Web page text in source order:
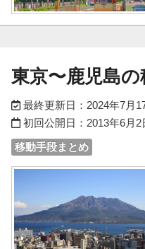
東京〜鹿児島の
最終更新日： 2024年7月
初回公開日： 2013年6月2
移動手段まとめ